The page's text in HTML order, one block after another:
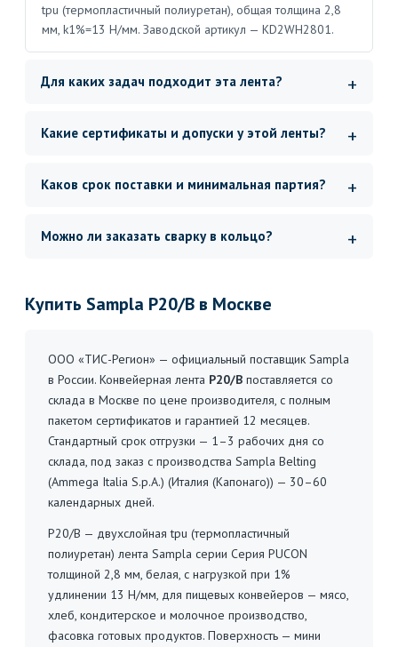
tpu (термопластичный полиуретан), общая толщина 2,8
мм, k1%=13 Н/мм. Заводской артикул — KD2WH2801.
Для каких задач подходит эта лента?
Какие сертификаты и допуски у этой ленты?
Каков срок поставки и минимальная партия?
Можно ли заказать сварку в кольцо?
Купить Sampla P20/B в Москве
ООО «ТИС-Регион» — официальный поставщик Sampla
в России. Конвейерная лента P20/B поставляется со
склада в Москве по цене производителя, с полным
пакетом сертификатов и гарантией 12 месяцев.
Стандартный срок отгрузки — 1–3 рабочих дня со
склада, под заказ с производства Sampla Belting
(Ammega Italia S.p.A.) (Италия (Капонаго)) — 30–60
календарных дней.
P20/B — двухслойная tpu (термопластичный
полиуретан) лента Sampla серии Серия PUCON
толщиной 2,8 мм, белая, с нагрузкой при 1%
удлинении 13 Н/мм, для пищевых конвейеров — мясо,
хлеб, кондитерское и молочное производство,
фасовка готовых продуктов. Поверхность — мини